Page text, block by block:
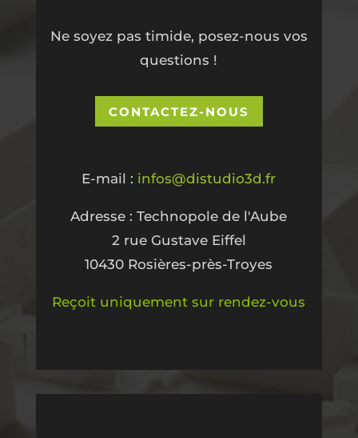
Ne soyez pas timide, posez-nous vos
questions !
CONTACTEZ-NOUS
E-mail : infos@distudio3d.fr
Adresse : Technopole de l'Aube
2 rue Gustave Eiffel
10430 Rosières-près-Troyes
Reçoit uniquement sur rendez-vous